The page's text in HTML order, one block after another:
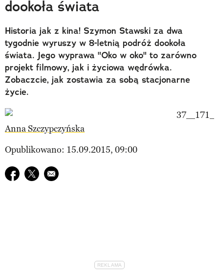
Polecane
dookoła świata
Historia jak z kina! Szymon Stawski za dwa
tygodnie wyruszy w 8-letnią podróż dookoła
świata. Jego wyprawa "Oko w oko" to zarówno
projekt filmowy, jak i życiowa wędrówka.
Zobaczcie, jak zostawia za sobą stacjonarne
życie.
Anna Szczypczyńska
Opublikowano: 15.09.2015, 09:00
Udostępnij na facebook
Udostępnij na twitter
E-mail do przyjaciela